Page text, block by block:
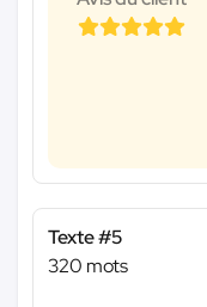
Texte #5
320 mots